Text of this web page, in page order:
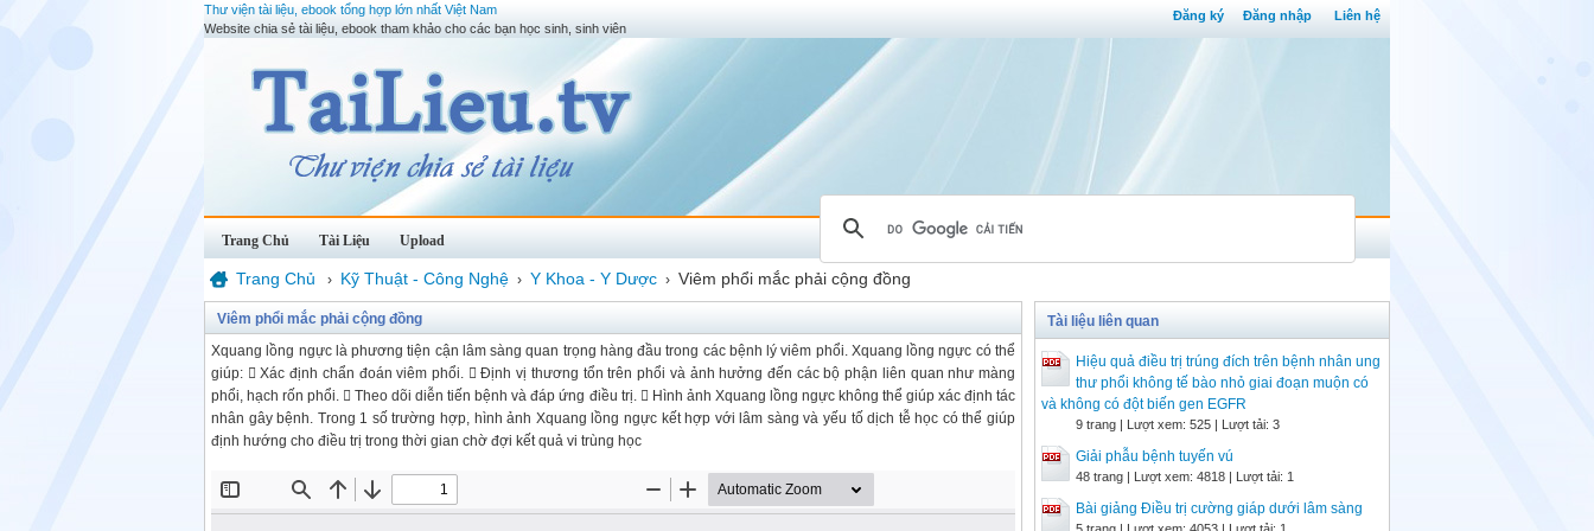
Đăng ký Đăng nhập Liên hệ
Thư viện tài liệu, ebook tổng hợp lớn nhất Việt Nam
Website chia sẻ tài liệu, ebook tham khảo cho các bạn học sinh, sinh viên
Trang Chủ Tài Liệu Upload
Trang Chủ › Kỹ Thuật - Công Nghệ › Y Khoa - Y Dược › Viêm phổi mắc phải cộng đồng
Viêm phổi mắc phải cộng đồng
Xquang lồng ngực là phương tiện cận lâm sàng quan trọng hàng đầu trong các bệnh lý viêm phổi. Xquang lồng ngực có thể
giúp:  Xác định chẩn đoán viêm phổi.  Định vị thương tổn trên phổi và ảnh hưởng đến các bộ phận liên quan như màng
phổi, hạch rốn phổi.  Theo dõi diễn tiến bệnh và đáp ứng điều trị.  Hình ảnh Xquang lồng ngực không thể giúp xác định tác
nhân gây bệnh. Trong 1 số trường hợp, hình ảnh Xquang lồng ngực kết hợp với lâm sàng và yếu tố dịch tễ học có thể giúp
định hướng cho điều trị trong thời gian chờ đợi kết quả vi trùng học
Tài liệu liên quan
Hiệu quả điều trị trúng đích trên bệnh nhân ung
thư phổi không tế bào nhỏ giai đoạn muộn có
và không có đột biến gen EGFR
9 trang | Lượt xem: 525 | Lượt tải: 3
Giải phẫu bệnh tuyến vú
48 trang | Lượt xem: 4818 | Lượt tải: 1
Bài giảng Điều trị cường giáp dưới lâm sàng